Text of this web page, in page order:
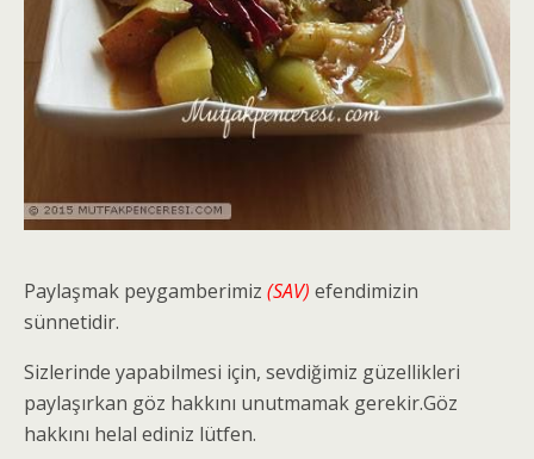
Paylaşmak peygamberimiz (SAV) efendimizin
sünnetidir.
Sizlerinde yapabilmesi için, sevdiğimiz güzellikleri
paylaşırkan göz hakkını unutmamak gerekir.Göz
hakkını helal ediniz lütfen.